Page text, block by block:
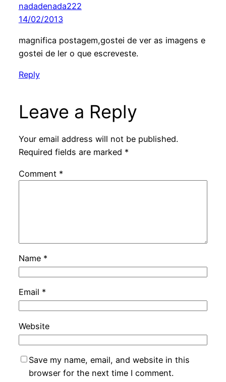
nadadenada222
14/02/2013
magnifica postagem,gostei de ver as imagens e
gostei de ler o que escreveste.
Reply
Leave a Reply
Your email address will not be published.
Required fields are marked *
Comment *
Name *
Email *
Website
Save my name, email, and website in this
browser for the next time I comment.